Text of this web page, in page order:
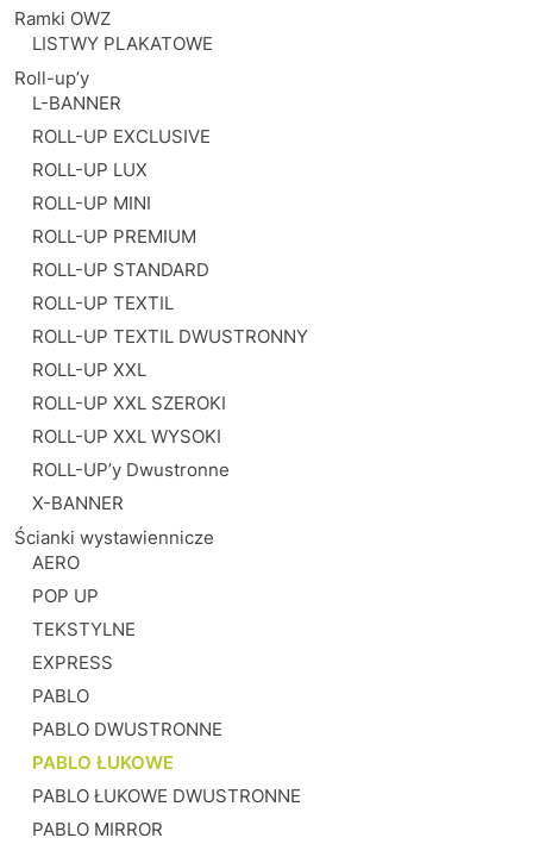
Ramki OWZ
LISTWY PLAKATOWE
Roll-up’y
L-BANNER
ROLL-UP EXCLUSIVE
ROLL-UP LUX
ROLL-UP MINI
ROLL-UP PREMIUM
ROLL-UP STANDARD
ROLL-UP TEXTIL
ROLL-UP TEXTIL DWUSTRONNY
ROLL-UP XXL
ROLL-UP XXL SZEROKI
ROLL-UP XXL WYSOKI
ROLL-UP’y Dwustronne
X-BANNER
Ścianki wystawiennicze
AERO
POP UP
TEKSTYLNE
EXPRESS
PABLO
PABLO DWUSTRONNE
PABLO ŁUKOWE
PABLO ŁUKOWE DWUSTRONNE
PABLO MIRROR